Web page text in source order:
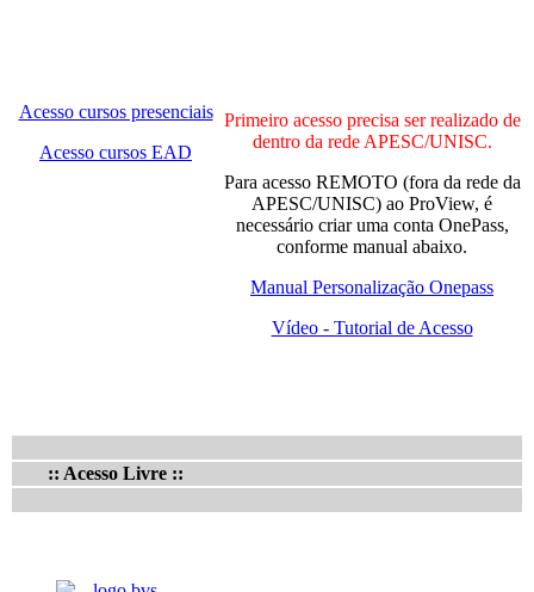
Acesso cursos presenciais
Acesso cursos EAD
Primeiro acesso precisa ser realizado de
dentro da rede APESC/UNISC.
Para acesso REMOTO (fora da rede da
APESC/UNISC) ao ProView, é
necessário criar uma conta OnePass,
conforme manual abaixo.
Manual Personalização Onepass
Vídeo - Tutorial de Acesso
:: Acesso Livre ::